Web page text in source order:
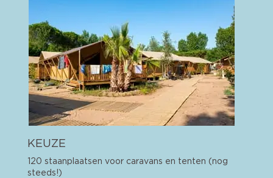
KEUZE
120 staanplaatsen voor caravans en tenten (nog
steeds!)